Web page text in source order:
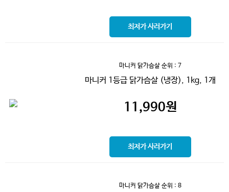
최저가 사러가기
마니커 닭가슴살 순위 : 7
마니커 1등급 닭가슴살 (냉장), 1kg, 1개
11,990원
최저가 사러가기
마니커 닭가슴살 순위 : 8